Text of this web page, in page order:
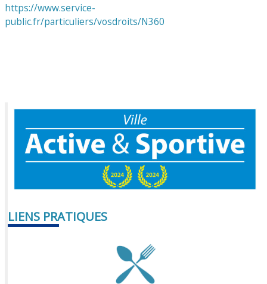
https://www.service-
public.fr/particuliers/vosdroits/N360
LIENS PRATIQUES